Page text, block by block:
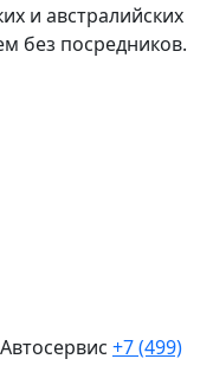
и австралийских
без посредников.
Автосервис +7 (499)